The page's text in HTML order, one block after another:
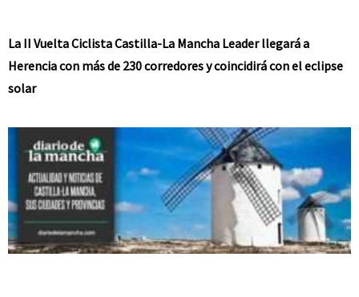
La II Vuelta Ciclista Castilla-La Mancha Leader llegará a
Herencia con más de 230 corredores y coincidirá con el eclipse
solar